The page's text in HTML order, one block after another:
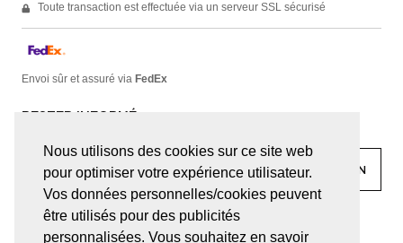
Nous utilisons des cookies sur ce site web
pour optimiser votre expérience utilisateur.
Vos données personnelles/cookies peuvent
être utilisés pour des publicités
personnalisées. Vous souhaitez en savoir
Toute transaction est effectuée via un serveur SSL sécurisé
Envoi sûr et assuré via FedEx
facebook linkedin